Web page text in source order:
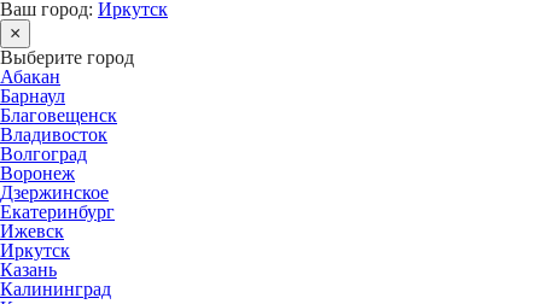
Ваш город: Иркутск
×
Выберите город
Абакан
Барнаул
Благовещенск
Владивосток
Волгоград
Воронеж
Дзержинское
Екатеринбург
Ижевск
Иркутск
Казань
Калининград